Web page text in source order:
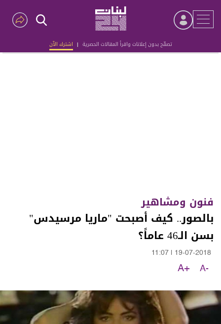
تصفّح بدون إعلانات واقرأ المقالات الحصرية | اشترك الآن
Advertisement
فنون ومشاهير
بالصور.. كيف أصبحت "ماريا مرسيدس"
بسن الـ46 عاماً؟
19-07-2018
11:07
A-
A+